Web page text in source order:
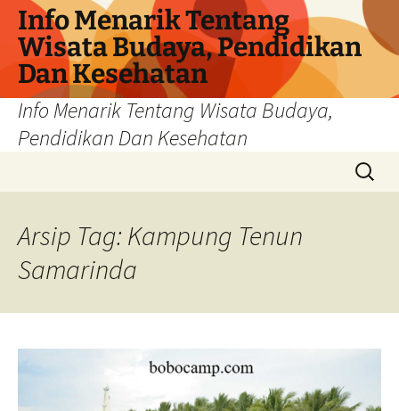
Info Menarik Tentang
Wisata Budaya, Pendidikan
Dan Kesehatan
Info Menarik Tentang Wisata Budaya,
Pendidikan Dan Kesehatan
Cari
untuk:
Arsip Tag: Kampung Tenun
Samarinda